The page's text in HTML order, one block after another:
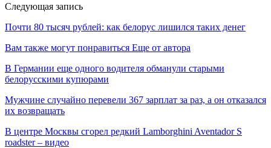
Следующая запись
Почти 80 тысяч рублей: как белорус лишился таких денег
Вам также могут понравиться Еще от автора
В Германии еще одного водителя обманули старыми
белорусскими купюрами
Мужчине случайно перевели 367 зарплат за раз, а он отказался
их возвращать
В центре Москвы сгорел редкий Lamborghini Aventador S
roadster – видео